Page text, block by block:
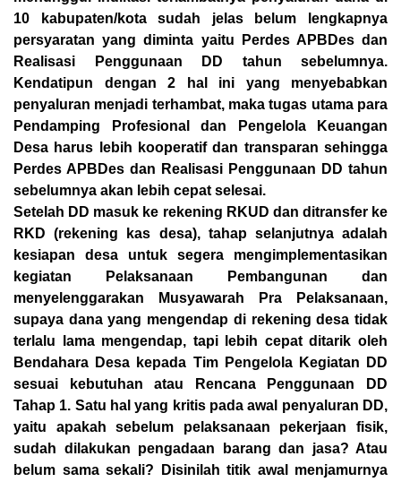
10 kabupaten/kota sudah jelas belum lengkapnya
persyaratan yang diminta yaitu Perdes APBDes dan
Realisasi Penggunaan DD tahun sebelumnya.
Kendatipun dengan 2 hal ini yang menyebabkan
penyaluran menjadi terhambat, maka tugas utama para
Pendamping Profesional dan Pengelola Keuangan
Desa harus lebih kooperatif dan transparan sehingga
Perdes APBDes dan Realisasi Penggunaan DD tahun
sebelumnya akan lebih cepat selesai.
Setelah DD masuk ke rekening RKUD dan ditransfer ke
RKD (rekening kas desa), tahap selanjutnya adalah
kesiapan desa untuk segera mengimplementasikan
kegiatan Pelaksanaan Pembangunan dan
menyelenggarakan Musyawarah Pra Pelaksanaan,
supaya dana yang mengendap di rekening desa tidak
terlalu lama mengendap, tapi lebih cepat ditarik oleh
Bendahara Desa kepada Tim Pengelola Kegiatan DD
sesuai kebutuhan atau Rencana Penggunaan DD
Tahap 1. Satu hal yang kritis pada awal penyaluran DD,
yaitu apakah sebelum pelaksanaan pekerjaan fisik,
sudah dilakukan pengadaan barang dan jasa? Atau
belum sama sekali? Disinilah titik awal menjamurnya